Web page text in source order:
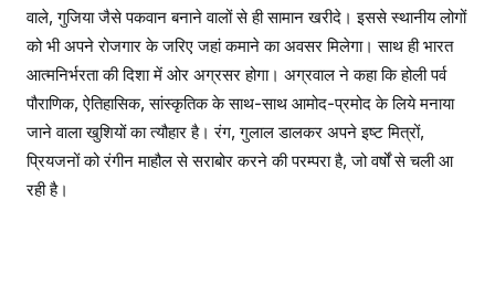
वाले, गुजिया जैसे पकवान बनाने वालों से ही सामान खरीदे। इससे स्थानीय लोगों
को भी अपने रोजगार के जरिए जहां कमाने का अवसर मिलेगा। साथ ही भारत
आत्मनिर्भरता की दिशा में ओर अग्रसर होगा। अग्रवाल ने कहा कि होली पर्व
पौराणिक, ऐतिहासिक, सांस्कृतिक के साथ-साथ आमोद-प्रमोद के लिये मनाया
जाने वाला खुशियों का त्यौहार है। रंग, गुलाल डालकर अपने इष्ट मित्रों,
प्रियजनों को रंगीन माहौल से सराबोर करने की परम्परा है, जो वर्षों से चली आ
रही है।